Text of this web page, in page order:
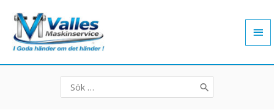
innehåll
Search
for: